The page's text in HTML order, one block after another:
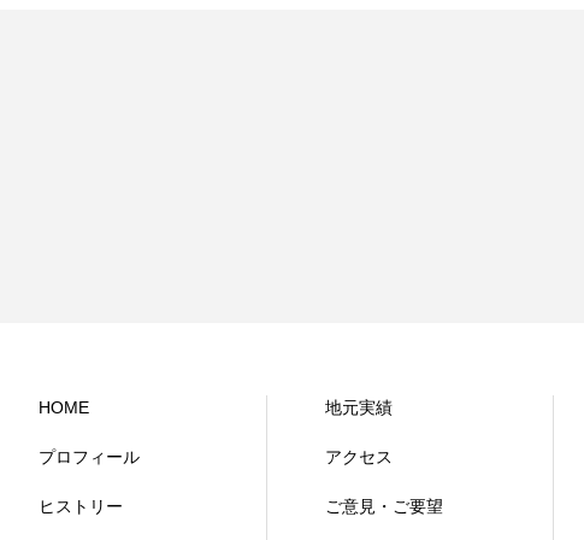
HOME
プロフィール
ヒストリー
地元実績
アクセス
ご意見・ご要望